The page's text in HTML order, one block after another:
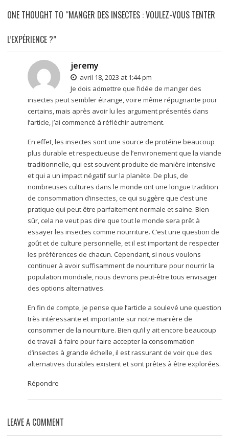
ONE THOUGHT TO “MANGER DES INSECTES : VOULEZ-VOUS TENTER
L’EXPÉRIENCE ?”
jeremy
avril 18, 2023 at 1:44 pm
Je dois admettre que l’idée de manger des
insectes peut sembler étrange, voire même répugnante pour
certains, mais après avoir lu les argument présentés dans
l’article, j’ai commencé à réfléchir autrement.
En effet, les insectes sont une source de protéine beaucoup
plus durable et respectueuse de l’environement que la viande
traditionnelle, qui est souvent produite de manière intensive
et qui a un impact négatif sur la planète. De plus, de
nombreuses cultures dans le monde ont une longue tradition
de consommation d’insectes, ce qui suggère que c’est une
pratique qui peut être parfaitement normale et saine. Bien
sûr, cela ne veut pas dire que tout le monde sera prêt à
essayer les insectes comme nourriture. C’est une question de
goût et de culture personnelle, et il est important de respecter
les préférences de chacun. Cependant, si nous voulons
continuer à avoir suffisamment de nourriture pour nourrir la
population mondiale, nous devrons peut-être tous envisager
des options alternatives.
En fin de compte, je pense que l’article a soulevé une question
très intéressante et importante sur notre manière de
consommer de la nourriture. Bien qu’il y ait encore beaucoup
de travail à faire pour faire accepter la consommation
d’insectes à grande échelle, il est rassurant de voir que des
alternatives durables existent et sont prêtes à être explorées.
Répondre
LEAVE A COMMENT